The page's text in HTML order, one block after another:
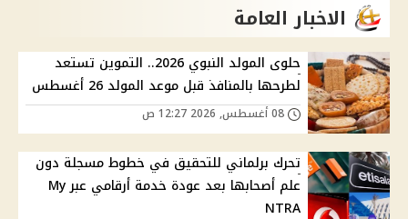
الاخبار العامة
حلوى المولد النبوي 2026.. التموين تستعد
لطرحها بالمنافذ قبل موعد المولد 26 أغسطس
تحرك برلماني للتحقيق في خطوط مسجلة دون
علم أصحابها بعد عودة خدمة أرقامي عبر My
NTRA